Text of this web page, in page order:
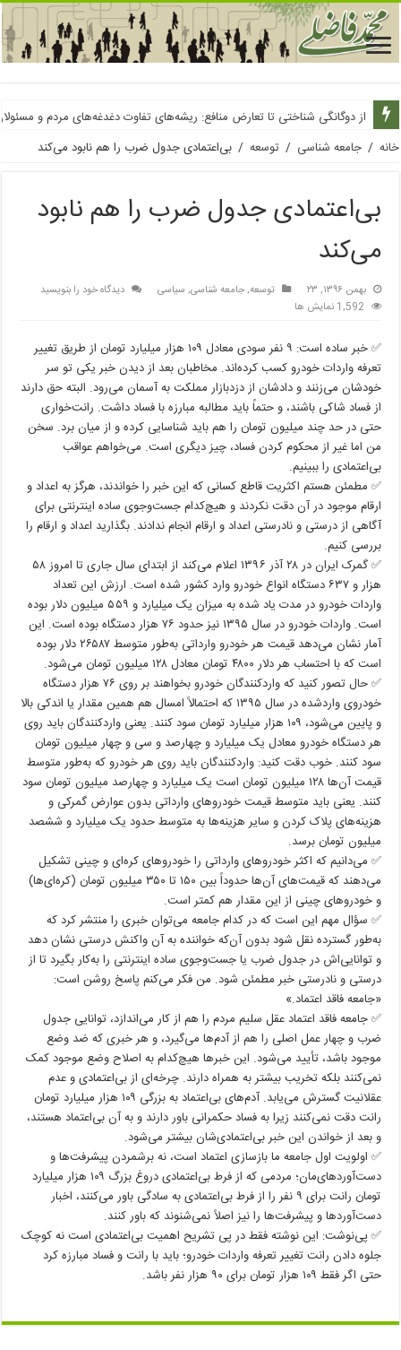
از دوگانگی شناختی تا تعارض منافع: ریشه‌های تفاوت دغدغه‌های مردم و
در کاربرد فروپاشی محتاط‌تر باشیم: چارچوب‌هایی برای اندیشیدن، سؤالاتی
خانه / جامعه شناسی / توسعه / بی‌اعتمادی جدول ضرب را هم نابود می‌کند
بی‌اعتمادی جدول ضرب را هم نابود
می‌کند
بهمن ۱۳۹۶, ۲۳ توسعه,جامعه شناسی, سیاسی
دیدگاه خود را بنویسید
1,592 نمایش ها
✅ خبر ساده است: ۹ نفر سودی معادل ۱۰۹ هزار میلیارد تومان از طریق تغییر
تعرفه واردات خودرو کسب کرده‌اند. مخاطبان بعد از دیدن خبر یکی تو سر
خودشان می‌زنند و دادشان از دزدبازار مملکت به آسمان می‌رود. البته حق دارند
از فساد شاکی باشند، و حتماً باید مطالبه مبارزه با فساد داشت. رانت‌خواری
حتی در حد چند میلیون تومان را هم باید شناسایی کرده و از میان برد. سخن
من اما غیر از محکوم کردن فساد، چیز دیگری است. می‌خواهم عواقب
بی‌اعتمادی را ببینیم.
✅ مطمئن هستم اکثریت قاطع کسانی که این خبر را خواندند، هرگز به اعداد و
ارقام موجود در آن دقت نکردند و هیچ‌کدام جست‌وجوی ساده اینترنتی برای
آگاهی از درستی و نادرستی اعداد و ارقام انجام ندادند. بگذارید اعداد و ارقام را
بررسی کنیم.
✅ گمرک ایران در ۲۸ آذر ۱۳۹۶ اعلام می‌کند از ابتدای سال جاری تا امروز ۵۸
هزار و ۶۳۷ دستگاه انواع خودرو وارد کشور شده است. ارزش این تعداد
واردات خودرو در مدت یاد شده به میزان یک میلیارد و ۵۵۹ میلیون دلار بوده
است. واردات خودرو در سال ۱۳۹۵ نیز حدود ۷۶ هزار دستگاه بوده است. این
آمار نشان می‌دهد قیمت هر خودرو وارداتی به‌طور متوسط ۲۶۵۸۷ دلار بوده
است که با احتساب هر دلار ۴۸۰۰ تومان معادل ۱۲۸ میلیون تومان می‌شود.
✅ حال تصور کنید که واردکنندگان خودرو بخواهند بر روی ۷۶ هزار دستگاه
خودروی واردشده در سال ۱۳۹۵ که احتمالاً امسال هم همین مقدار یا اندکی بالا
و پایین می‌شود، ۱۰۹ هزار میلیارد تومان سود کنند. یعنی واردکنندگان باید روی
هر دستگاه خودرو معادل یک میلیارد و چهارصد و سی و چهار میلیون تومان
سود کنند. خوب دقت کنید: واردکنندگان باید روی هر خودرو که به‌طور متوسط
قیمت آن‌ها ۱۲۸ میلیون تومان است یک میلیارد و چهارصد میلیون تومان سود
کنند. یعنی باید متوسط قیمت خودروهای وارداتی بدون عوارض گمرکی و
هزینه‌های پلاک کردن و سایر هزینه‌ها به متوسط حدود یک میلیارد و ششصد
میلیون تومان برسد.
✅ می‌دانیم که اکثر خودروهای وارداتی را خودروهای کره‌ای و چینی تشکیل
می‌دهند که قیمت‌های آن‌ها حدوداً بین ۱۵۰ تا ۳۵۰ میلیون تومان (کره‌ای‌ها)
و خودروهای چینی از این مقدار هم کمتر است.
✅ سؤال مهم این است که در کدام جامعه می‌توان خبری را منتشر کرد که
به‌طور گسترده نقل شود بدون آن‌که خواننده به آن واکنش درستی نشان دهد
و توانایی‌اش در جدول ضرب یا جست‌وجوی ساده اینترنتی را به‌کار بگیرد تا از
درستی و نادرستی خبر مطمئن شود. من فکر می‌کنم پاسخ روشن است:
«جامعه فاقد اعتماد.»
✅ جامعه فاقد اعتماد عقل سلیم مردم را هم از کار می‌اندازد، توانایی جدول
ضرب و چهار عمل اصلی را هم از آدم‌ها می‌گیرد، و هر خبری که ضد وضع
موجود باشد، تأیید می‌شود. این خبرها هیچ‌کدام به اصلاح وضع موجود کمک
نمی‌کنند بلکه تخریب بیشتر به همراه دارند. چرخه‌ای از بی‌اعتمادی و عدم
عقلانیت گسترش می‌یابد. آدم‌های بی‌اعتماد به بزرگی ۱۰۹ هزار میلیارد تومان
رانت دقت نمی‌کنند زیرا به فساد حکمرانی باور دارند و به آن بی‌اعتماد هستند،
و بعد از خواندن این خبر بی‌اعتمادی‌شان بیشتر می‌شود.
✅ اولویت اول جامعه ما بازسازی اعتماد است، نه برشمردن پیشرفت‌ها و
دست‌آوردهای‌مان؛ مردمی که از فرط بی‌اعتمادی دروغ بزرگ ۱۰۹ هزار میلیارد
تومان رانت برای ۹ نفر را از فرط بی‌اعتمادی به سادگی باور می‌کنند، اخبار
دست‌آوردها و پیشرفت‌ها را نیز اصلاً نمی‌شنوند که باور کنند.
✅ پی‌نوشت: این نوشته فقط در پی تشریح اهمیت بی‌اعتمادی است نه کوچک
جلوه دادن رانت تغییر تعرفه واردات خودرو؛ باید با رانت و فساد مبارزه کرد
حتی اگر فقط ۱۰۹ هزار تومان برای ۹۰ هزار نفر باشد.